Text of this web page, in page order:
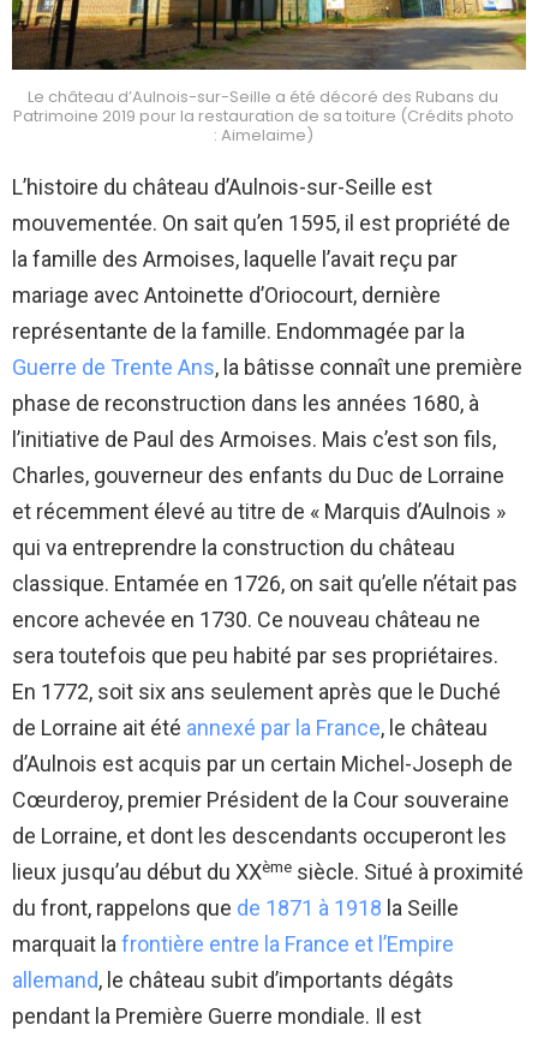
Le château d’Aulnois-sur-Seille a été décoré des Rubans du
Patrimoine 2019 pour la restauration de sa toiture (Crédits photo
: Aimelaime)
L’histoire du château d’Aulnois-sur-Seille est
mouvementée. On sait qu’en 1595, il est propriété de
la famille des Armoises, laquelle l’avait reçu par
mariage avec Antoinette d’Oriocourt, dernière
représentante de la famille. Endommagée par la
Guerre de Trente Ans, la bâtisse connaît une première
phase de reconstruction dans les années 1680, à
l’initiative de Paul des Armoises. Mais c’est son fils,
Charles, gouverneur des enfants du Duc de Lorraine
et récemment élevé au titre de « Marquis d’Aulnois »
qui va entreprendre la construction du château
classique. Entamée en 1726, on sait qu’elle n’était pas
encore achevée en 1730. Ce nouveau château ne
sera toutefois que peu habité par ses propriétaires.
En 1772, soit six ans seulement après que le Duché
de Lorraine ait été annexé par la France, le château
d’Aulnois est acquis par un certain Michel-Joseph de
Cœurderoy, premier Président de la Cour souveraine
de Lorraine, et dont les descendants occuperont les
lieux jusqu’au début du XXème siècle. Situé à proximité
du front, rappelons que de 1871 à 1918 la Seille
marquait lafrontière entre la France et l’Empire
allemand, le château subit d’importants dégâts
pendant la Première Guerre mondiale. Il est